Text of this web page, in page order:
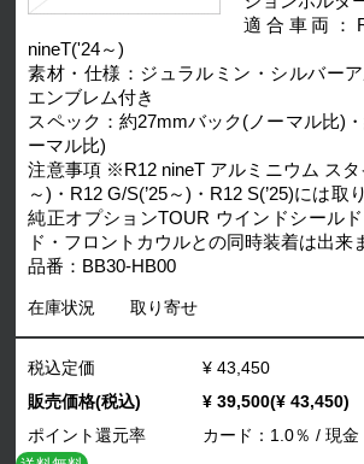
適合車両：
nineT('24～)
素材・仕様：ジュラルミン・シルバー
エンブレム付き
スペック：約27mmバック(ノーマル比)
ーマル比)
注意事項 ※R12 nineT アルミニウム スタ
～)・R12 G/S(’25～)・R12 S(’25)には取
純正オプションTOUR ウインドシール
ド・フロントカウルとの同時装着は出来
品番：BB30-HB00
在庫状況 取り寄せ
税込定価
¥ 43,450
販売価格(税込)
¥ 39,500(¥ 43,450)
ポイント還元率
カード：1.0％ / 現金